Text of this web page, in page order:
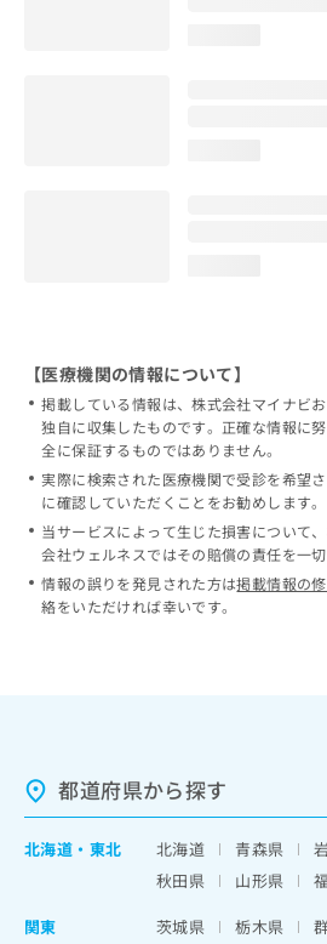
【医療機関の情報について】
掲載している情報は、株式会社マイナビ
独自に収集したものです。正確な情報に
全に保証するものではありません。
実際に検索された医療機関で受診を希望
に確認していただくことをお勧めします。
当サービスによって生じた損害について
会社ウェルネスではその賠償の責任を一
情報の誤りを発見された方は掲載情報の
絡をいただければ幸いです。
都道府県から探す
北海道 ・ 東北 北海道 青森県
秋田県
山形県
関東
茨城県 栃木県